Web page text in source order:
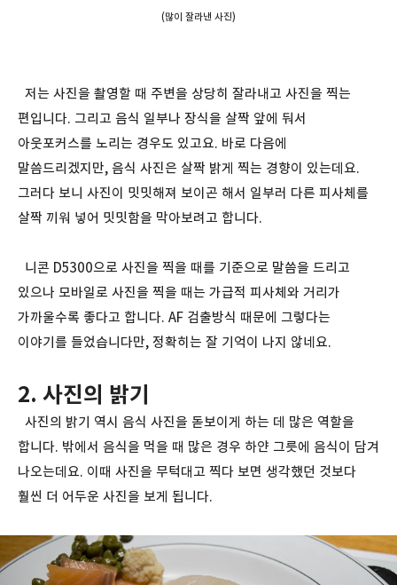
(많이 잘라낸 사진)
저는 사진을 촬영할 때 주변을 상당히 잘라내고 사진을 찍는
편입니다. 그리고 음식 일부나 장식을 살짝 앞에 둬서
아웃포커스를 노리는 경우도 있고요. 바로 다음에
말씀드리겠지만, 음식 사진은 살짝 밝게 찍는 경향이 있는데요.
그러다 보니 사진이 밋밋해져 보이곤 해서 일부러 다른 피사체를
살짝 끼워 넣어 밋밋함을 막아보려고 합니다.
니콘 D5300으로 사진을 찍을 때를 기준으로 말씀을 드리고
있으나 모바일로 사진을 찍을 때는 가급적 피사체와 거리가
가까울수록 좋다고 합니다. AF 검출방식 때문에 그렇다는
이야기를 들었습니다만, 정확히는 잘 기억이 나지 않네요.
2. 사진의 밝기
사진의 밝기 역시 음식 사진을 돋보이게 하는 데 많은 역할을
합니다. 밖에서 음식을 먹을 때 많은 경우 하얀 그릇에 음식이 담겨
나오는데요. 이때 사진을 무턱대고 찍다 보면 생각했던 것보다
훨씬 더 어두운 사진을 보게 됩니다.